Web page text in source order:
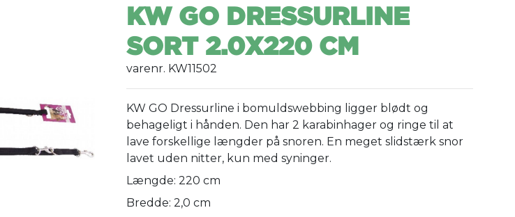
KW GO DRESSURLINE
SORT 2.0X220 CM
varenr. KW11502
KW GO Dressurline i bomuldswebbing ligger blødt og
behageligt i hånden. Den har 2 karabinhager og ringe til at
lave forskellige længder på snoren. En meget slidstærk snor
lavet uden nitter, kun med syninger.
Længde: 220 cm
Bredde: 2,0 cm